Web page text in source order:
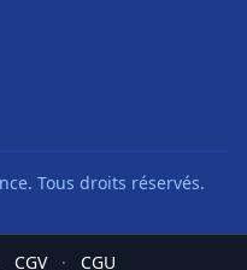
Tous droits réservés.
CGV · CGU